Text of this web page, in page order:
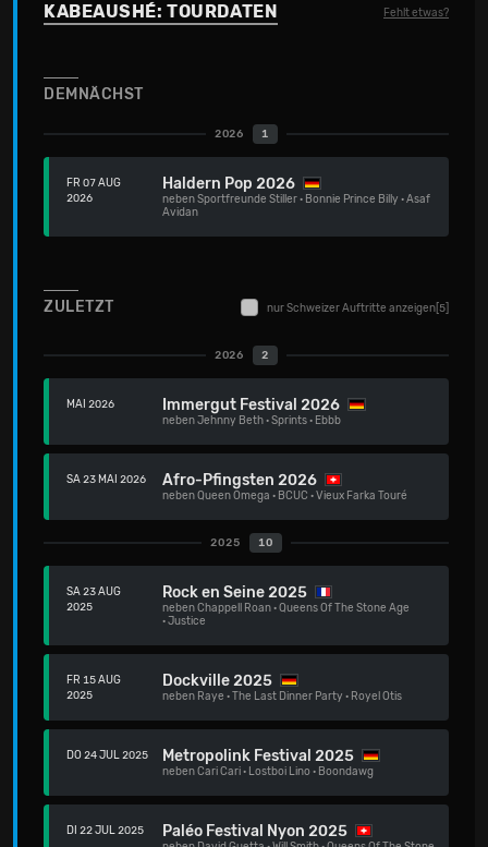
KABEAUSHÉ: TOURDATEN Fehlt etwas?
DEMNÄCHST
2026 1
FR 07 AUG
2026
Haldern Pop 2026
nebenSportfreunde Stiller· Bonnie Prince Billy ·Asaf
Avidan
ZULETZT nur Schweizer Auftritte anzeigen [5]
2026 2
MAI 2026 Immergut Festival 2026
nebenJehnny Beth·Sprints· Ebbb
SA 23 MAI 2026 Afro-Pfingsten 2026
nebenQueen Omega · BCUC ·Vieux Farka Touré
2025 10
SA 23 AUG
2025
Rock en Seine 2025
nebenChappell Roan·Queens Of The Stone Age
·Justice
FR 15 AUG
2025
Dockville 2025
neben Raye ·The Last Dinner Party · Royel Otis
DO 24 JUL 2025 Metropolink Festival 2025
nebenCari Cari· Lostboi Lino · Boondawg
DI 22 JUL 2025 Paléo Festival Nyon 2025